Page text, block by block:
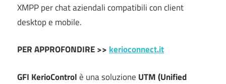
XMPP per chat aziendali compatibili con client
desktop e mobile.
PER APPROFONDIRE >> kerioconnect.it
GFI KerioControlè una soluzione UTM (Unified